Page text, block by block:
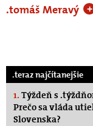
.tomáš Meravý
+
.teraz najčítanejšie
1. Týždeň s
Prečo sa vláda
Slovenska?